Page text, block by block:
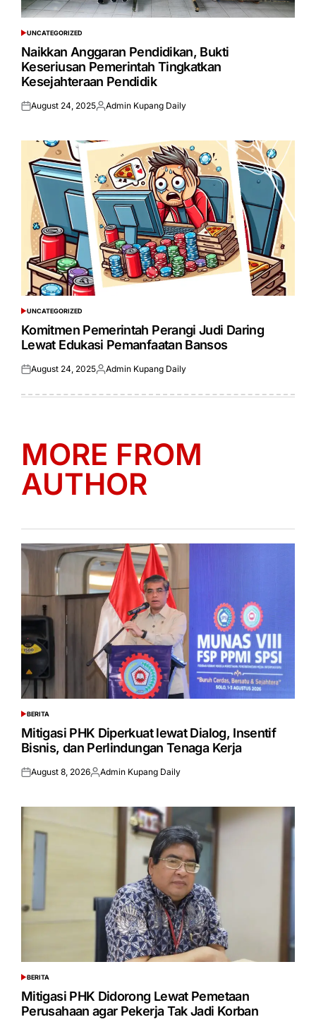
POSTED
IN
UNCATEGORIZED
Naikkan Anggaran Pendidikan, Bukti
Keseriusan Pemerintah Tingkatkan
Kesejahteraan Pendidik
Posted
August 24, 2025Posted
Admin Kupang Daily
POSTED
IN
UNCATEGORIZED
Komitmen Pemerintah Perangi Judi Daring
Lewat Edukasi Pemanfaatan Bansos
Posted
August 24, 2025Posted
Admin Kupang Daily
MORE FROM
AUTHOR
POSTED
IN
BERITA
Mitigasi PHK Diperkuat lewat Dialog, Insentif
Bisnis, dan Perlindungan Tenaga Kerja
Posted
August 8, 2026Posted
Admin Kupang Daily
POSTED
IN
BERITA
Mitigasi PHK Didorong Lewat Pemetaan
Perusahaan agar Pekerja Tak Jadi Korban